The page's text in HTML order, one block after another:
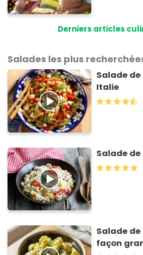
Derniers articles
Salades les plus
Salade
Italie
Salade
Salade
façon